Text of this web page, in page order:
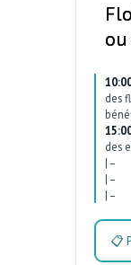
des
des
| –
| –
| –
📋